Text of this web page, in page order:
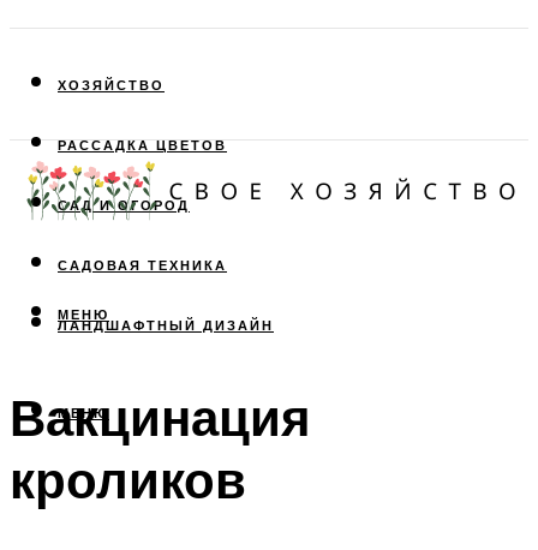
ХОЗЯЙСТВО
РАССАДКА ЦВЕТОВ
САД И ОГОРОД
САДОВАЯ ТЕХНИКА
ЛАНДШАФТНЫЙ ДИЗАЙН
МЕНЮ
МЕНЮ
Вакцинация
кроликов